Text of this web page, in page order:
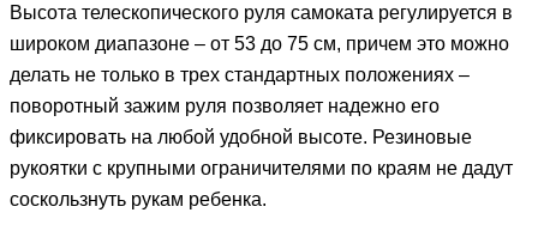
Высота телескопического руля самоката регулируется в
широком диапазоне – от 53 до 75 см, причем это можно
делать не только в трех стандартных положениях –
поворотный зажим руля позволяет надежно его
фиксировать на любой удобной высоте. Резиновые
рукоятки с крупными ограничителями по краям не дадут
соскользнуть рукам ребенка.